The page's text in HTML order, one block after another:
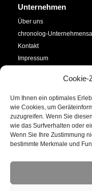
Cookie-
Um Ihnen ein optimales
wie Cookies, um
zuzugreifen. Wenn Sie
wie das Surfverhalten oder
Wenn Sie Ihre Zustimmung
bestimmte Merkmale und
Unternehmen
Über uns
chronolog-
Kontakt
Impressum
Cookie-Richtlinie (EU)
Service
SHOP
Newsletter
Kalender